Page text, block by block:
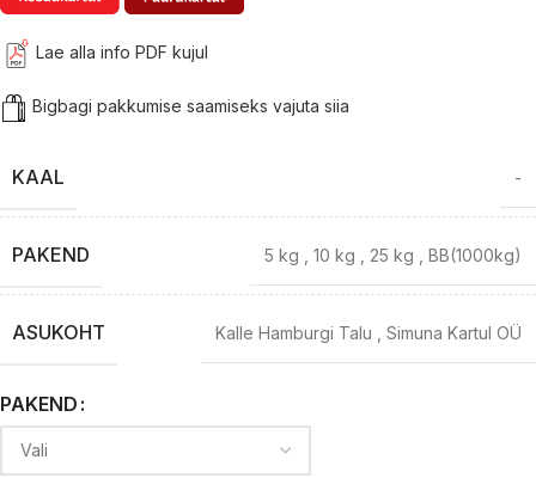
Lae alla info PDF kujul
Bigbagi pakkumise saamiseks vajuta siia
KAAL -
PAKEND 5 kg 10 kg 25 kg BB(1000kg)
ASUKOHT Kalle Hamburgi Talu Simuna Kartul OÜ
PAKEND